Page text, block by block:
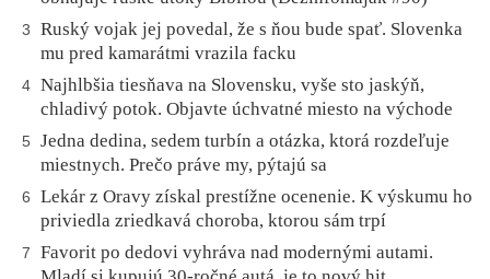
3
Ruský vojak jej povedal, že s ňou bude spať. Slovenka
mu pred kamarátmi vrazila facku
4 Najhlbšia tiesňava na Slovensku, vyše sto jaskýň,
chladivý potok. Objavte úchvatné miesto na východe
5
Jedna dedina, sedem turbín a otázka, ktorá rozdeľuje
miestnych. Prečo práve my, pýtajú sa
6
Lekár z Oravy získal prestížne ocenenie. K výskumu ho
priviedla zriedkavá choroba, ktorou sám trpí
7
Favorit po dedovi vyhráva nad modernými autami.